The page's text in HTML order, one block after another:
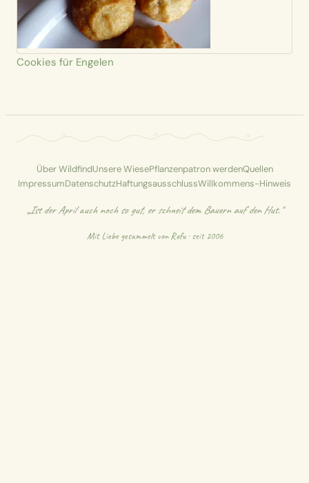
Cookies für Engelen
Über WildfindUnsere WiesePflanzenpatron werdenQuellen
ImpressumDatenschutzHaftungsausschlussWillkommens-Hinweis
„Ist der April auch noch so gut, er schneit dem Bauern auf den Hut."
Mit Liebe gesammelt vonRofu· seit 2006